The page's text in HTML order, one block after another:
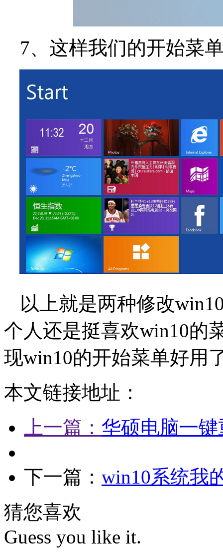
7、这样我们的开始菜
以上就是两种修改
个人还是挺喜欢win10的
现win10的开始菜单好用
本文链接地址：
上一篇： 华硕电脑一
下一篇： win10系统我
猜您喜欢
Guess you like it.